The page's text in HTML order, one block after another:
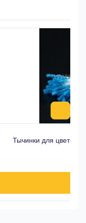
Тычинки для цветов